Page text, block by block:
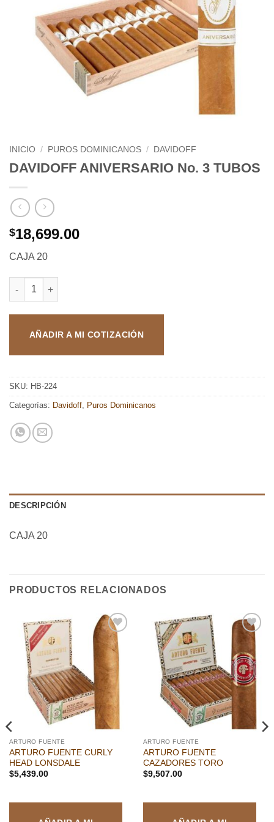
INICIO / PUROS DOMINICANOS / DAVIDOFF
DAVIDOFF ANIVERSARIO No. 3 TUBOS
$18,699.00
CAJA 20
DAVIDOFF ANIVERSARIO No. 3 TUBOS cantidad
AÑADIR A MI COTIZACIÓN
SKU: HB-224
Categorías: Davidoff, Puros Dominicanos
DESCRIPCIÓN
CAJA 20
PRODUCTOS RELACIONADOS
Añadir
a la
deseos
ARTURO FUENTE
ARTURO FUENTE CURLY
HEAD LONSDALE
$5,439.00
Añadir
a la
lista de
deseos
ARTURO FUENTE
ARTURO FUENTE
CAZADORES TORO
$9,507.00